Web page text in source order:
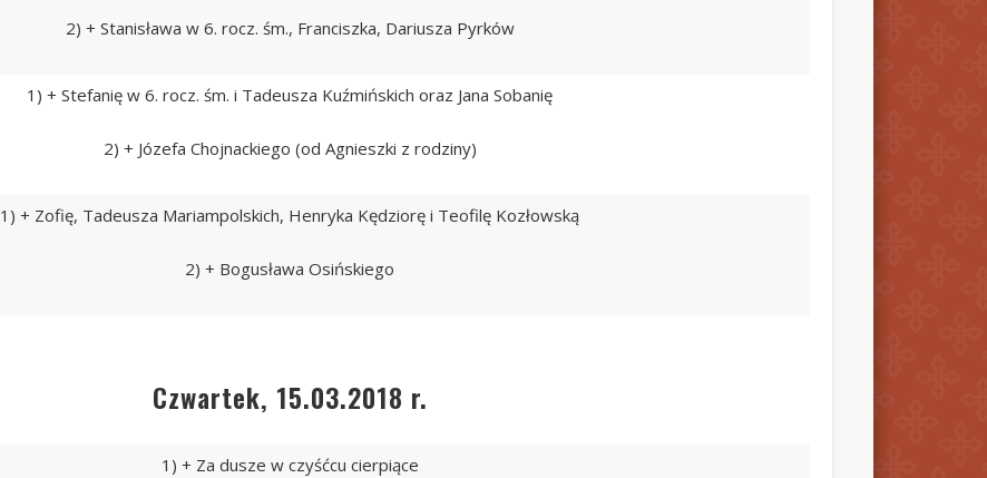
2) + Stanisława w 6. rocz. śm., Franciszka, Dariusza Pyrków
1) + Stefanię w 6. rocz. śm. i Tadeusza Kuźmińskich oraz Jana Sobanię
2) + Józefa Chojnackiego (od Agnieszki z rodziny)
1) + Zofię, Tadeusza Mariampolskich, Henryka Kędziorę i Teofilę Kozłowską
2) + Bogusława Osińskiego
Czwartek, 15.03.2018 r.
1) + Za dusze w czyśćcu cierpiące